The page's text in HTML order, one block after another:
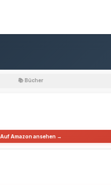
📚 Bücher
Auf Amazon ansehen →